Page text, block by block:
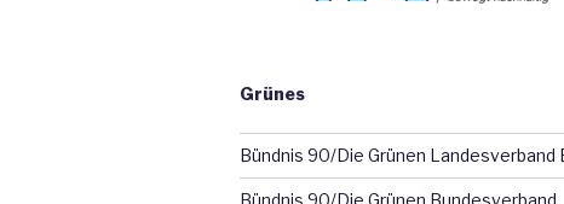
Grünes
Bündnis 90/Die Grünen Landesverband